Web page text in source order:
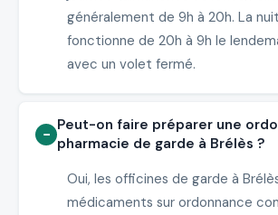
généralement de 9h à 20h. La
fonctionne de 20h à 9h le
avec un volet fermé.
Peut-on faire préparer une
pharmacie de garde à Brélès ?
Oui, les officines de garde à
médicaments sur ordonnance